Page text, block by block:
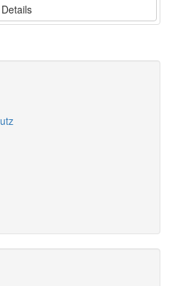
Details